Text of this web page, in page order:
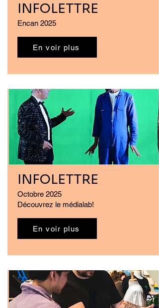
INFOLETTRE
Encan 2025
En voir plus
INFOLETTRE
Octobre 2025
Découvrez le médialab!
En voir plus